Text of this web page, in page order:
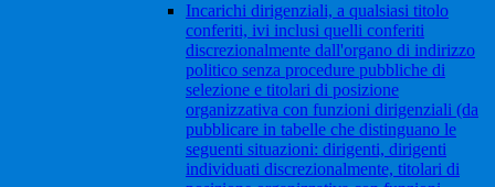
Incarichi dirigenziali, a qualsiasi titolo
conferiti, ivi inclusi quelli conferiti
discrezionalmente dall'organo di indirizzo
politico senza procedure pubbliche di
selezione e titolari di posizione
organizzativa con funzioni dirigenziali (da
pubblicare in tabelle che distinguano le
seguenti situazioni: dirigenti, dirigenti
individuati discrezionalmente, titolari di